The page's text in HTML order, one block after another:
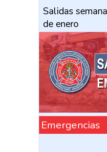
Salidas
de enero
Emergencias